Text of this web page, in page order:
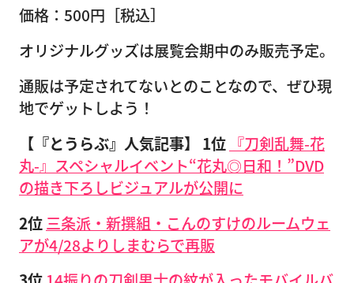
価格：500円［税込］
オリジナルグッズは展覧会期中のみ販売予定。
通販は予定されてないとのことなので、ぜひ現
地でゲットしよう！
【『とうらぶ』人気記事】
1位 『刀剣乱舞-花
丸-』スペシャルイベント“花丸◎日和！”DVD
の描き下ろしビジュアルが公開に
2位三条派・新撰組・こんのすけのルームウェ
アが4/28よりしまむらで再販